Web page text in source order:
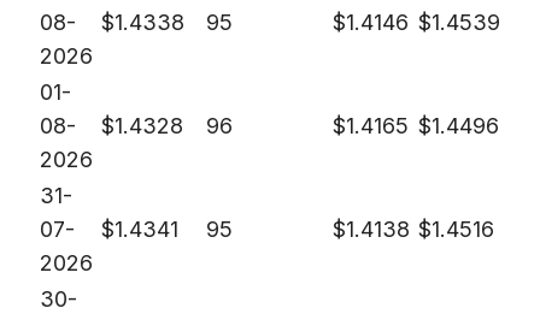
08-
2026
$1.4338 95 $1.4146 $1.4539
01-
08-
2026
$1.4328 96 $1.4165 $1.4496
31-
07-
2026
$1.4341 95 $1.4138 $1.4516
30-